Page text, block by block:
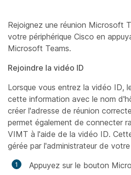
Rejoignez une réunion Microsoft
votre périphérique Cisco en
Microsoft Teams.
Rejoindre la vidéo ID
Lorsque vous entrez la vidéo ID,
cette information avec le nom
créer l'adresse de réunion
permet également de connecter
VIMT à l'aide de la vidéo ID.
gérée par l'administrateur de
Appuyez sur le bouton